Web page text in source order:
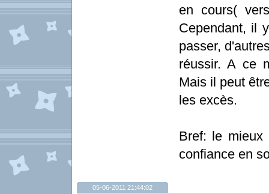
en cours(
Cependant, il
passer,
réussir. A ce
Mais il peut
les excès.
Bref: le mieux
confiance en
05-06-2011 21:44:02